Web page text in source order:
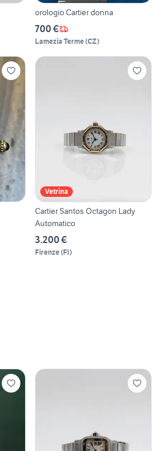
orologio Cartier donna
700 €
Lamezia Terme(CZ)
Vetrina
Cartier Santos Octagon Lady
Automatico
3.200 €
Firenze(FI)